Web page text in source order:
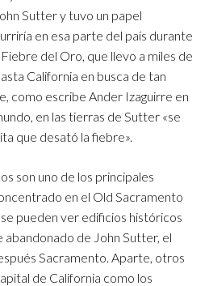
Sutter y tuvo un papel
en esa parte del país durante
del Oro, que llevo a miles de
California en busca de tan
como escribe Ander Izaguirre en
en las tierras de Sutter «se
que desató la fiebre».
son uno de los principales
en el Old Sacramento
pueden ver edificios históricos
abandonado de John Sutter, el
Sacramento. Aparte, otros
de California como los